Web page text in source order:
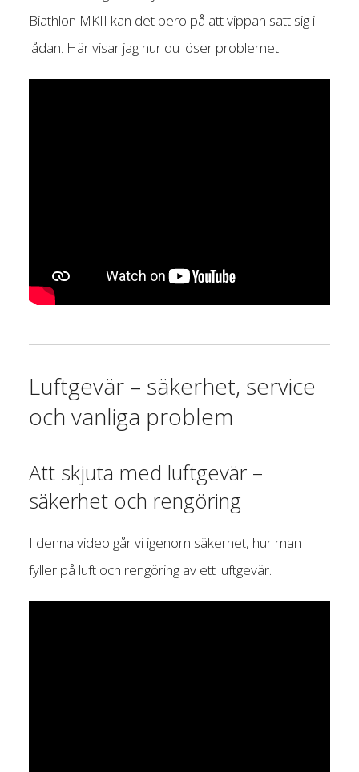
Biathlon MKII kan det bero på att vippan satt sig i
lådan. Här visar jag hur du löser problemet.
Luftgevär – säkerhet, service
och vanliga problem
Att skjuta med luftgevär –
säkerhet och rengöring
I denna video går vi igenom säkerhet, hur man
fyller på luft och rengöring av ett luftgevär.